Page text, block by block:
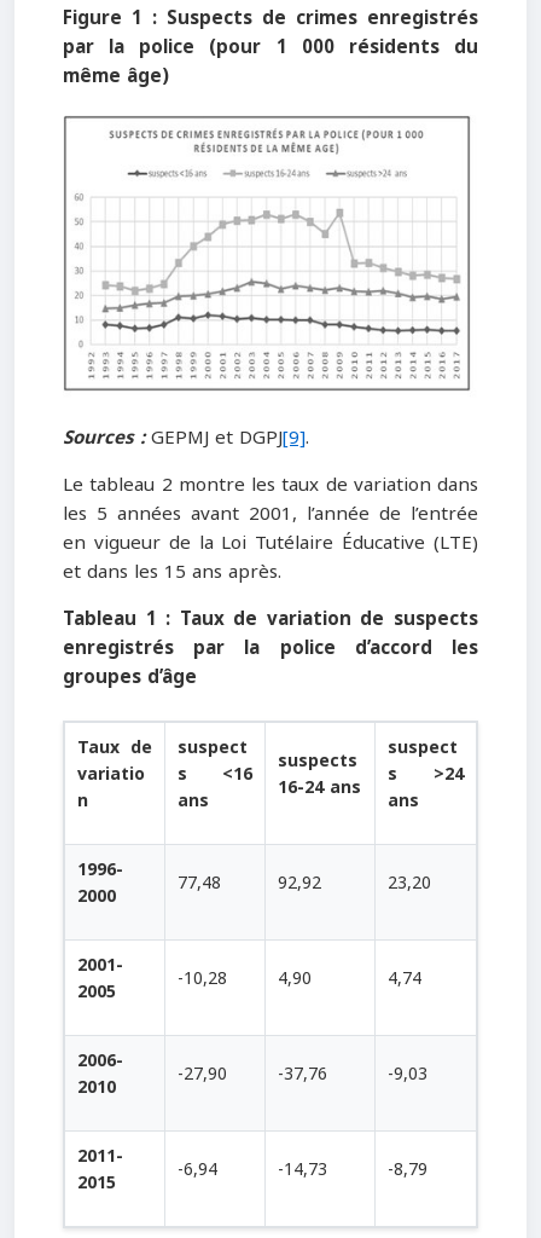
Figure 1 : Suspects de crimes enregistrés
par la police (pour 1 000 résidents du
même âge)
Sources :GEPMJ et DGPJ[9].
Le tableau 2 montre les taux de variation dans
les 5 années avant 2001, l’année de l’entrée
en vigueur de la Loi Tutélaire Éducative (LTE)
et dans les 15 ans après.
Tableau 1 : Taux de variation de suspects
enregistrés par la police d’accord les
groupes d’âge
Taux de
variatio
n
suspect
s <16
ans
suspects
16-24 ans
suspect
s >24
ans
1996-
2000
77,48 92,92 23,20
2001-
2005
-10,28 4,90 4,74
2006-
2010
-27,90 -37,76 -9,03
2011-
2015
-6,94 -14,73 -8,79